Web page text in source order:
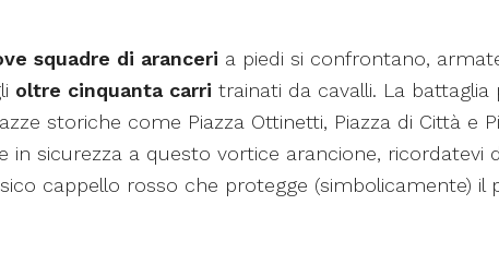
squadre di aranceri a piedi si confrontano,
oltre cinquanta carri trainati da cavalli. La battaglia
storiche come Piazza Ottinetti, Piazza di Città e
in sicurezza a questo vortice arancione, ricordatevi
cappello rosso che protegge (simbolicamente) il